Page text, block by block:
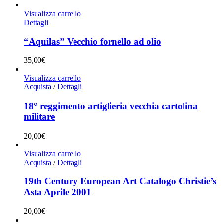
Visualizza carrello
Dettagli
“Aquilas” Vecchio fornello ad olio
35,00€
Visualizza carrello
Acquista / Dettagli
18° reggimento artiglieria vecchia cartolina
militare
20,00€
Visualizza carrello
Acquista / Dettagli
19th Century European Art Catalogo Christie’s
Asta Aprile 2001
20,00€